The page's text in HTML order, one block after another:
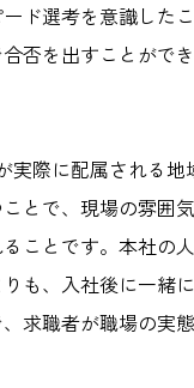
ド選考を意識した
否を出すことがで
実際に配属される地
とで、現場の雰囲
ことです。本社の
も、入社後に一緒
求職者が職場の実